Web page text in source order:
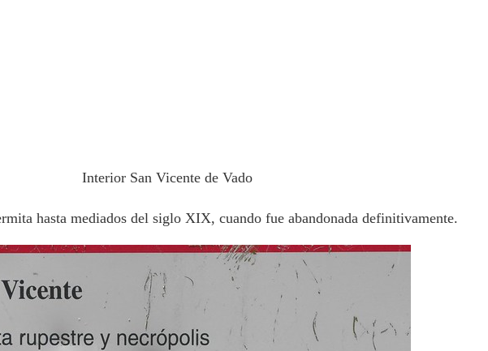
Interior San Vicente de Vado
hasta mediados del siglo XIX, cuando fue abandonada definitivamente.